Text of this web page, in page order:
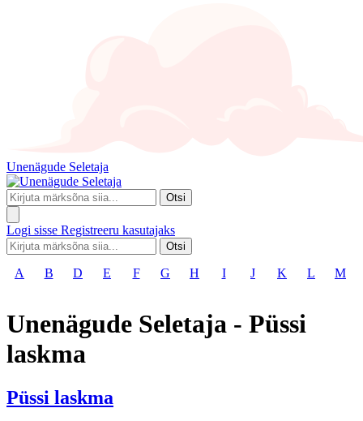
Unenägude Seletaja
Otsi
Logi sisse Registreeru kasutajaks
Otsi
A B D E F G H I J K L M
Unenägude Seletaja - Püssi
laskma
Püssi laskma